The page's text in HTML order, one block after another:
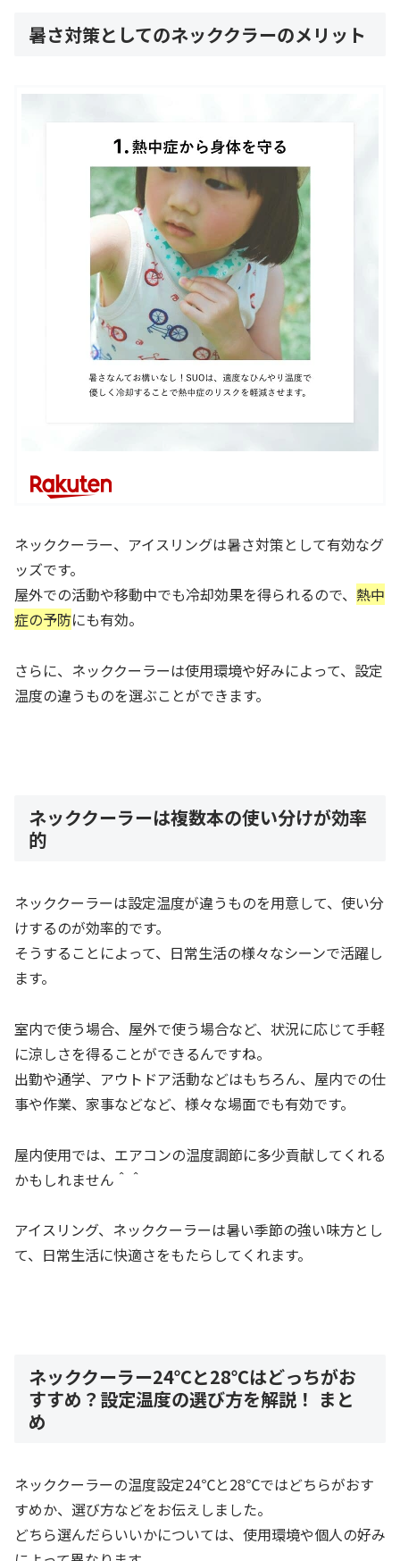
暑さ対策としてのネッククラーのメリット
ネッククーラー、アイスリングは暑さ対策として有効なグ
ッズです。
屋外での活動や移動中でも冷却効果を得られるので、 熱中
症の予防にも有効。
さらに、ネッククーラーは使用環境や好みによって、設定
温度の違うものを選ぶことができます。
ネッククーラーは複数本の使い分けが効率
的
ネッククーラーは設定温度が違うものを用意して、使い分
けするのが効率的です。
そうすることによって、日常生活の様々なシーンで活躍し
ます。
室内で使う場合、屋外で使う場合など、状況に応じて手軽
に涼しさを得ることができるんですね。
出勤や通学、アウトドア活動などはもちろん、屋内での仕
事や作業、家事などなど、様々な場面でも有効です。
屋内使用では、エアコンの温度調節に多少貢献してくれる
かもしれません＾＾
アイスリング、ネッククーラーは暑い季節の強い味方とし
て、日常生活に快適さをもたらしてくれます。
ネッククーラー24℃と28℃はどっちがお
すすめ？設定温度の選び方を解説！ まと
め
ネッククーラーの温度設定24℃と28℃ではどちらがおす
すめか、選び方などをお伝えしました。
どちら選んだらいいかについては、使用環境や個人の好み